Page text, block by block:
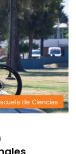
de Ciencias